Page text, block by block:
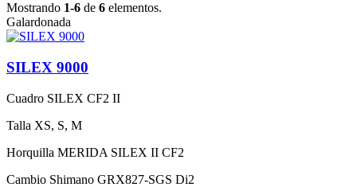
Mostrando 1-6 de 6 elementos.
Galardonada
SILEX 9000
Cuadro SILEX CF2 II
Talla XS, S, M
Horquilla MERIDA SILEX II CF2
Cambio Shimano GRX827-SGS Di2